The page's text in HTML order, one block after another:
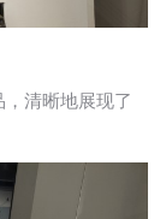
清晰地展现了